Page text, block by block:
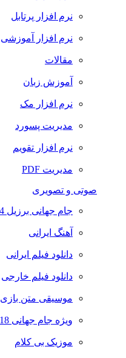
نرم افزار پرتابل
نرم افزار آموزشی
مقالات
آموزش زبان
نرم افزار مک
مدیریت پسورد
نرم افزار تقویم
مدیریت PDF
صوتی و تصویری
جام جهانی برزیل 2014
آهنگ ایرانی
دانلود فیلم ایرانی
دانلود فیلم خارجی
موسیقی متن بازی و فیلم
ویژه جام جهانی 2018 روسیه
موزیک بی کلام